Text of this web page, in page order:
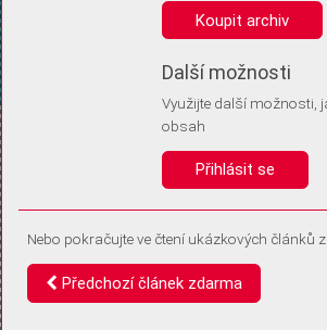
Anonymní unikátní ID
Díky němu příště poznáme, že se jedná o stejné
Identifikátor je zcela anonymní.
Vaše souhlasy a odmítnutí si ukládáme do
vás už příště znovu neptali. Můžete je kdykoli
Koupit archiv
Další možnosti
Využijte další možnosti,
obsah
Přihlásit se
Nebo pokračujte ve čtení ukázkových článků
Předchozí článek zdarma